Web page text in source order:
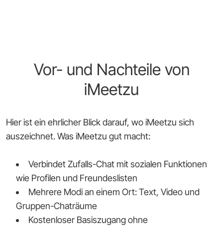
Vor- und Nachteile von
iMeetzu
Hier ist ein ehrlicher Blick darauf, wo iMeetzu sich
auszeichnet. Was iMeetzu gut macht:
Verbindet Zufalls-Chat mit sozialen Funktionen
wie Profilen und Freundeslisten
Mehrere Modi an einem Ort: Text, Video und
Gruppen-Chaträume
Kostenloser Basiszugang ohne